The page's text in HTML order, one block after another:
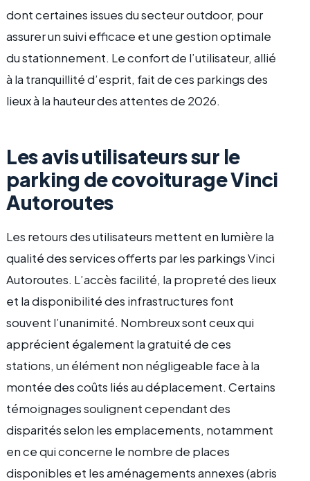
dont certaines issues du secteur outdoor, pour
assurer un suivi efficace et une gestion optimale
du stationnement. Le confort de l’utilisateur, allié
à la tranquillité d’esprit, fait de ces parkings des
lieux à la hauteur des attentes de 2026.
Les avis utilisateurs sur le
parking de covoiturage Vinci
Autoroutes
Les retours des utilisateurs mettent en lumière la
qualité des services offerts par les parkings Vinci
Autoroutes. L’accès facilité, la propreté des lieux
et la disponibilité des infrastructures font
souvent l’unanimité. Nombreux sont ceux qui
apprécient également la gratuité de ces
stations, un élément non négligeable face à la
montée des coûts liés au déplacement. Certains
témoignages soulignent cependant des
disparités selon les emplacements, notamment
en ce qui concerne le nombre de places
disponibles et les aménagements annexes (abris